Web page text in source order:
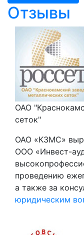
Отзывы
ОАО
сеток"
ОАО «КЗМС»
ООО «Инвест-
проведению
а также за
юридическим